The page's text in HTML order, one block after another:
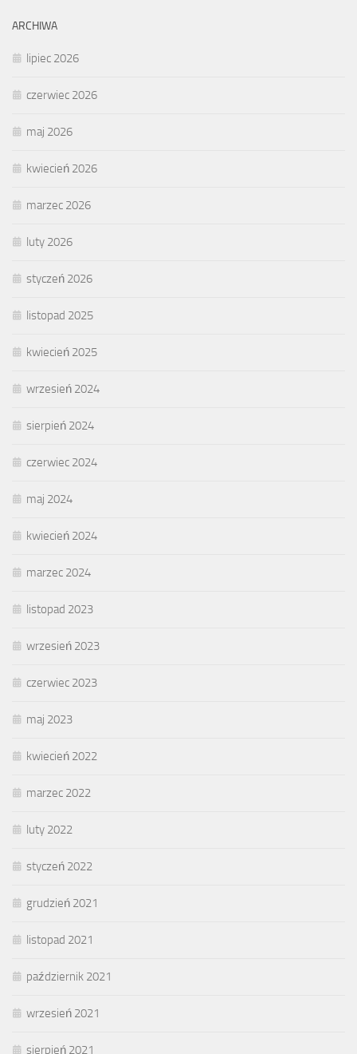
ARCHIWA
lipiec 2026
czerwiec 2026
maj 2026
kwiecień 2026
marzec 2026
luty 2026
styczeń 2026
listopad 2025
kwiecień 2025
wrzesień 2024
sierpień 2024
czerwiec 2024
maj 2024
kwiecień 2024
marzec 2024
listopad 2023
wrzesień 2023
czerwiec 2023
maj 2023
kwiecień 2022
marzec 2022
luty 2022
styczeń 2022
grudzień 2021
listopad 2021
październik 2021
wrzesień 2021
sierpień 2021